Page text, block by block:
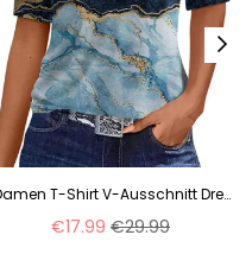
Damen T-Shirt V-Ausschnitt Drei-Knopf 3D-Druck Kurzarm m300477
Normaler
€17.99 €29.99